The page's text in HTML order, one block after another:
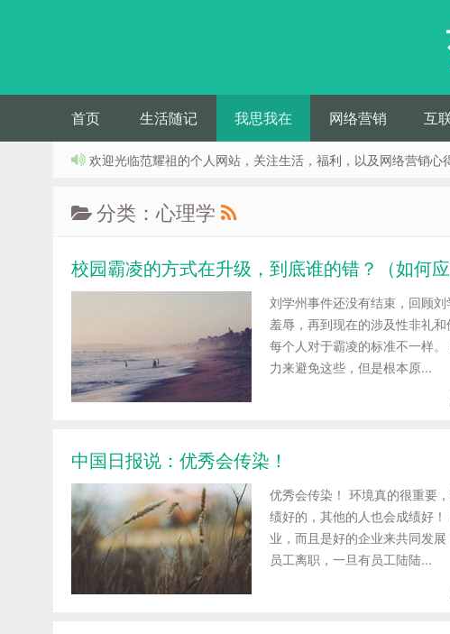
首页 生活随记 我思我在 网络营销 互
欢迎光临范耀祖的个人网站，关注生活，福利，以及网络营销心
分类：心理学
校园霸凌的方式在升级，到底谁的错？（如何应
刘学州事件还没有结束，回顾
羞辱，再到现在的涉及性非礼
每个人对于霸凌的标准不一样
力来避免这些，但是根本原...
中国日报说：优秀会传染！
优秀会传染！ 环境真的很重要
绩好的，其他的人也会成绩好
业，而且是好的企业来共同发
员工离职，一旦有员工陆陆...